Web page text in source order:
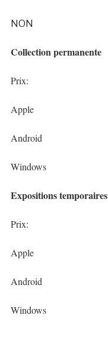
NON
Collection permanente
Prix:
Apple
Android
Windows
Expositions temporaires
Prix:
Apple
Android
Windows